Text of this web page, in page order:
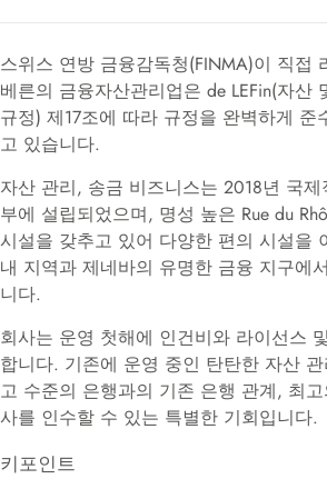
스위스 연방 금융감독청(FINMA)이 직접
베른의 금융자산관리업은 de LEFin(자산
규정) 제17조에 따라 규정을 완벽하게 준
고 있습니다.
자산 관리, 송금 비즈니스는 2018년 국
부에 설립되었으며, 명성 높은 Rue du
시설을 갖추고 있어 다양한 편의 시설을
내 지역과 제네바의 유명한 금융 지구에
니다.
회사는 운영 첫해에 인건비와 라이선스
합니다. 기존에 운영 중인 탄탄한 자산
고 수준의 은행과의 기존 은행 관계, 최
사를 인수할 수 있는 특별한 기회입니다.
키포인트